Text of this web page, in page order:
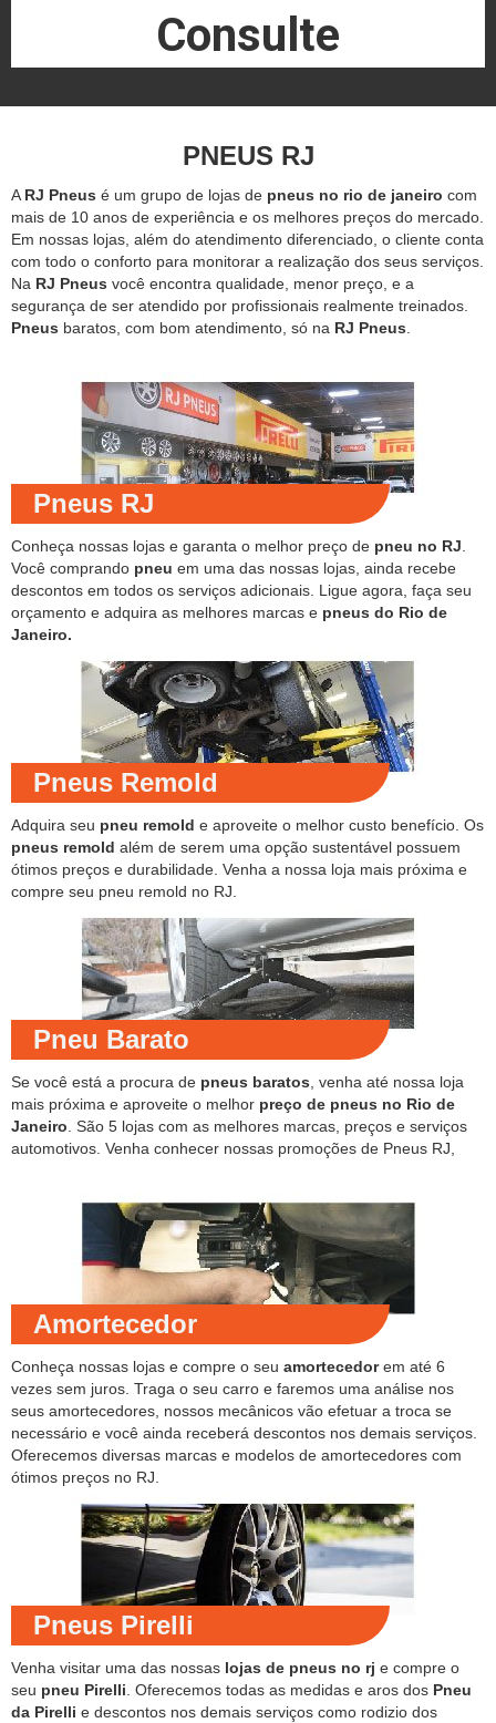
Consulte
PNEUS RJ
A RJ Pneus é um grupo de lojas de pneus no rio de janeiro com
mais de 10 anos de experiência e os melhores preços do mercado.
Em nossas lojas, além do atendimento diferenciado, o cliente conta
com todo o conforto para monitorar a realização dos seus serviços.
Na RJ Pneus você encontra qualidade, menor preço, e a
segurança de ser atendido por profissionais realmente treinados.
Pneus baratos, com bom atendimento, só na RJ Pneus
Pneus RJ
Conheça nossas lojas e garanta o melhor preço de pneu no RJ
Você comprando pneu em uma das nossas lojas, ainda recebe
descontos em todos os serviços adicionais. Ligue agora, faça seu
orçamento e adquira as melhores marcas e pneus do Rio de
Janeiro.
Pneus Remold
Adquira seu pneu remold e aproveite o melhor custo benefício. Os
pneus remold além de serem uma opção sustentável possuem
ótimos preços e durabilidade. Venha a nossa loja mais próxima e
compre seu pneu remold no RJ.
Pneu Barato
Se você está a procura de pneus baratos , venha até nossa loja
mais próxima e aproveite o melhor preço de pneus no Rio de
Janeiro . São 5 lojas com as melhores marcas, preços e serviços
automotivos. Venha conhecer nossas promoções de Pneus RJ,
Amortecedor
Conheça nossas lojas e compre o seu amortecedorem até 6
vezes sem juros. Traga o seu carro e faremos uma análise nos
seus amortecedores, nossos mecânicos vão efetuar a troca se
necessário e você ainda receberá descontos nos demais serviços.
Oferecemos diversas marcas e modelos de amortecedores com
ótimos preços no RJ.
Pneus Pirelli
Venha visitar uma das nossas lojas de pneus no rj e compre o
seu pneu Pirelli . Oferecemos todas as medidas e aros dos Pneu
da Pirelli e descontos nos demais serviços como rodizio dos